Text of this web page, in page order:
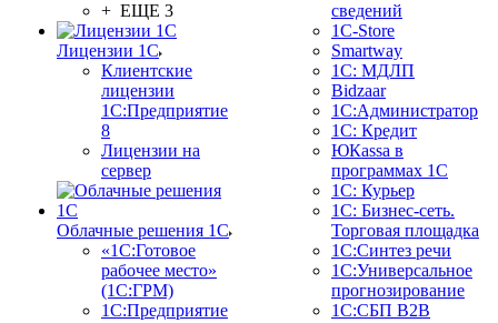
+ ЕЩЕ 3
Лицензии 1С
Клиентские
лицензии
1С:Предприятие
8
Лицензии на
сервер
Облачные решения 1С
«1C:Готовое
рабочее место»
(1С:ГРМ)
1С:Предприятие
сведений
1C-Store
Smartway
1С: МДЛП
Bidzaar
1С:Администратор
1С: Кредит
ЮКаssа в
программах 1С
1С: Курьер
1С: Бизнес-сеть.
Торговая площадка
1С:Синтез речи
1С:Универсальное
прогнозирование
1С:СБП B2B